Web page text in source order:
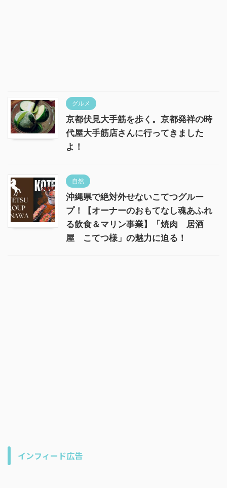
グルメ
京都伏見大手筋を歩く。京都発祥の時
代屋大手筋店さんに行ってきました
よ！
自然
沖縄県で絶対外せないこてつグルー
プ！【オーナーのおもてなし魂あふれ
る飲食＆マリン事業】「焼肉 居酒
屋 こてつ様」の魅力に迫る！
インフィード広告